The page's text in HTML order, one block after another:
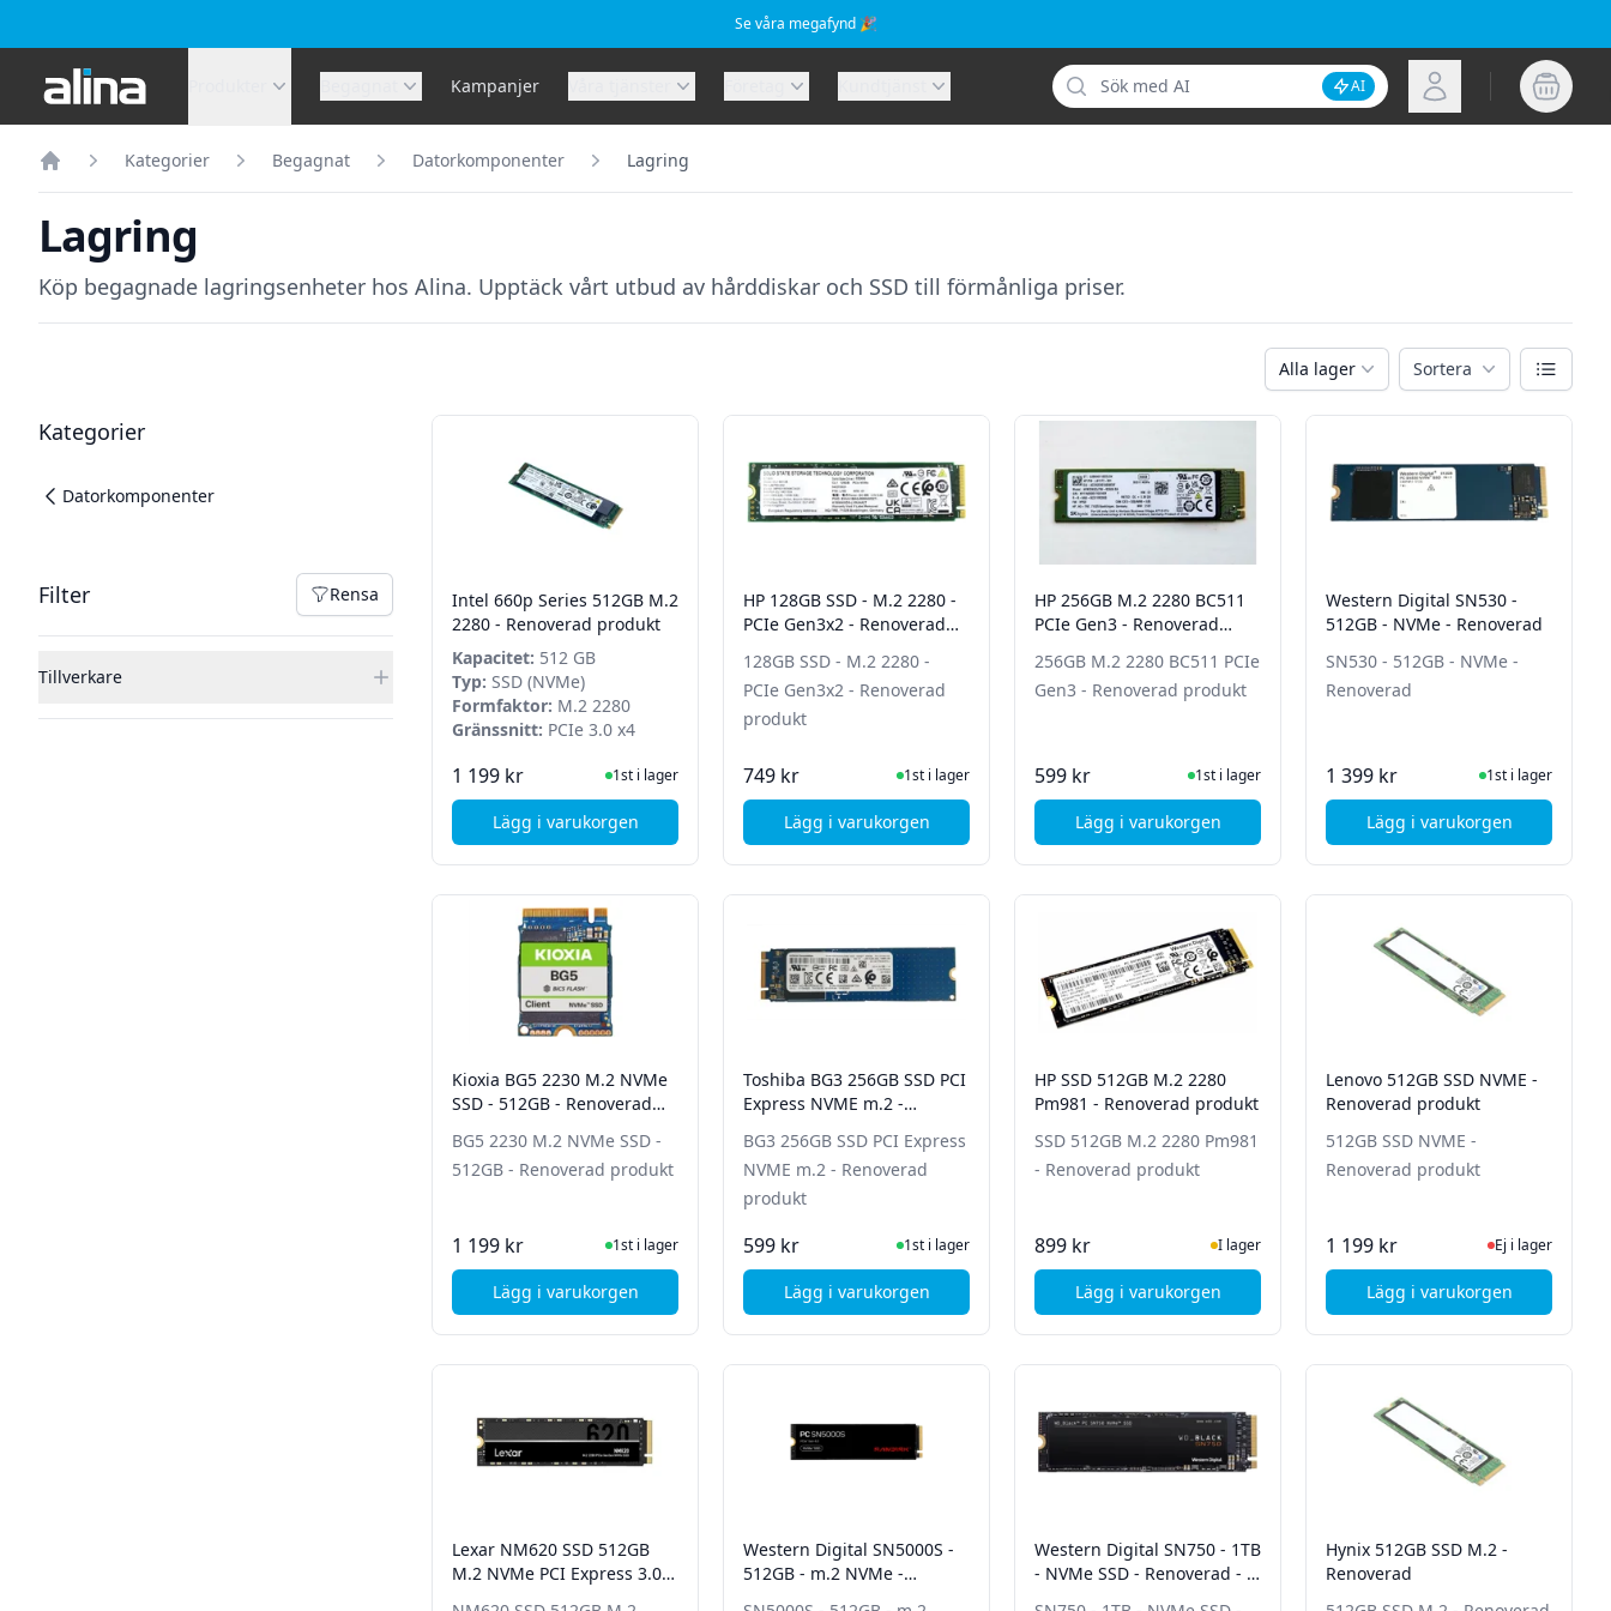
Se våra megafynd 🎉
Alina.se Kampanjer
Sök
Inaktivera AI-sökning
AI Logga in
Hem
Kategorier Begagnat Datorkomponenter Lagring
Lagring
Köp begagnade lagringsenheter hos Alina. Upptäck vårt utbud av hårddiskar och SSD till förmånliga priser.
Alla lager Sortera Växla vy
Filter
Kategorier
Datorkomponenter
Filter
Filter Rensa filter
Rensa
Tillverkare
Produkter
Intel 660p Series 512GB M.2
2280 - Renoverad produkt
Kapacitet: 512 GB
Typ: SSD (NVMe)
Formfaktor: M.2 2280
Gränssnitt: PCIe 3.0 x4
1 199 kr I Lager1st i lager
Lägg i varukorgen, Intel 660p Series 512GB M.2 2280 - Renoverad produkt
HP 128GB SSD - M.2 2280 -
PCIe Gen3x2 - Renoverad
128GB SSD - M.2 2280 -
PCIe Gen3x2 - Renoverad
produkt
749 kr I Lager1st i lager
Lägg i varukorgen, HP 128GB SSD - M.2 2280 - PCIe Gen3x2 - Renoverad produkt
HP 256GB M.2 2280 BC511
PCIe Gen3 - Renoverad
256GB M.2 2280 BC511 PCIe
Gen3 - Renoverad produkt
599 kr I Lager1st i lager
Lägg i varukorgen, HP 256GB M.2 2280 BC511 PCIe Gen3 - Renoverad
Western Digital SN530 -
512GB - NVMe - Renoverad
SN530 - 512GB - NVMe -
Renoverad
1 399 kr I Lager1st i lager
Lägg i varukorgen
, Western Digital
Kioxia BG5 2230 M.2 NVMe
SSD - 512GB - Renoverad
BG5 2230 M.2 NVMe SSD -
512GB - Renoverad produkt
1 199 kr I Lager1st i lager
Lägg i varukorgen, Kioxia BG5 2230 M.2 NVMe SSD - 512GB - Renoverad produkt
Toshiba BG3 256GB SSD PCI
Express NVME m.2 -
BG3 256GB SSD PCI Express
NVME m.2 - Renoverad
produkt
599 kr I Lager1st i lager
Lägg i varukorgen, Toshiba BG3 256GB SSD PCI Express NVME m.2 - Renoverad produkt
HP SSD 512GB M.2 2280
Pm981 - Renoverad produkt
SSD 512GB M.2 2280 Pm981
- Renoverad produkt
899 kr I lager
Lägg i varukorgen, HP SSD 512GB M.2 2280 Pm981 - Renoverad produkt
Lenovo 512GB SSD NVME -
Renoverad produkt
512GB SSD NVME -
Renoverad produkt
1 199 kr Ej i lager, besök
Ej i lager
Lägg i varukorgen, Lenovo 512GB SSD
Lexar NM620 SSD 512GB
M.2 NVMe PCI Express 3.0
Western Digital SN5000S -
512GB - m.2 NVMe -
Western Digital SN750 - 1TB
- NVMe SSD - Renoverad - 3
Hynix 512GB SSD M.2 -
Renoverad